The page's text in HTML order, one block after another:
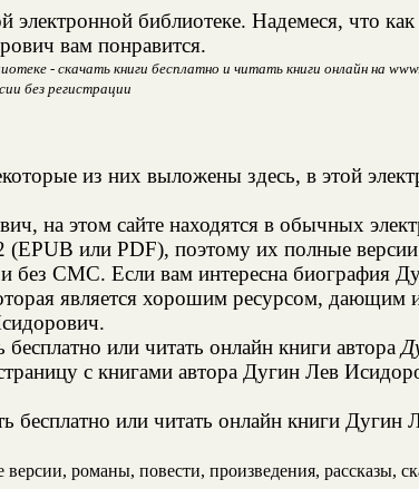
электронной библиотеке. Надемеся, что
вам понравится.
- скачать книги бесплатно и читать книги онлайн на
без регистрации
из них выложены здесь, в этой
на этом сайте находятся в обычных
(EPUB или PDF), поэтому их полные
и без СМС. Если вам интересна биография
является хорошим ресурсом, дающим
или читать онлайн книги автора
с книгами автора Дугин Лев
бесплатно или читать онлайн книги Дугин
романы, повести, произведения, рассказы,